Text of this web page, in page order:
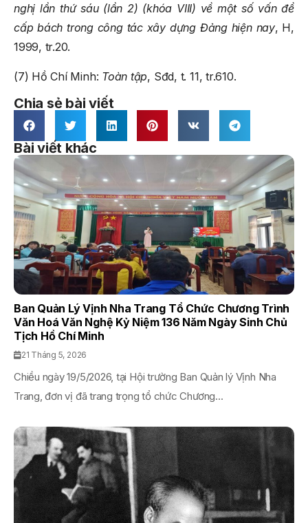
nghị lần thứ sáu (lần 2) (khóa VIII) về một số vấn đề
cấp bách trong công tác xây dựng Đảng hiện nay, H,
1999, tr.20.
(7) Hồ Chí Minh: Toàn tập, Sđd, t. 11, tr.610.
Chia sẻ bài viết
Bài viết khác
Ban Quản Lý Vịnh Nha Trang Tổ Chức Chương Trình
Văn Hoá Văn Nghệ Kỷ Niệm 136 Năm Ngày Sinh Chủ
Tịch Hồ Chí Minh
21 Tháng 5, 2026
Chiều ngày 19/5/2026, tại Hội trường Ban Quản lý Vịnh Nha
Trang, đơn vị đã trang trọng tổ chức Chương...